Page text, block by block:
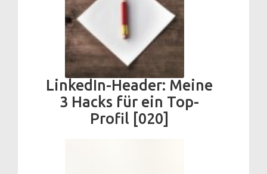
LinkedIn-Header: Meine
3 Hacks für ein Top-
Profil [020]